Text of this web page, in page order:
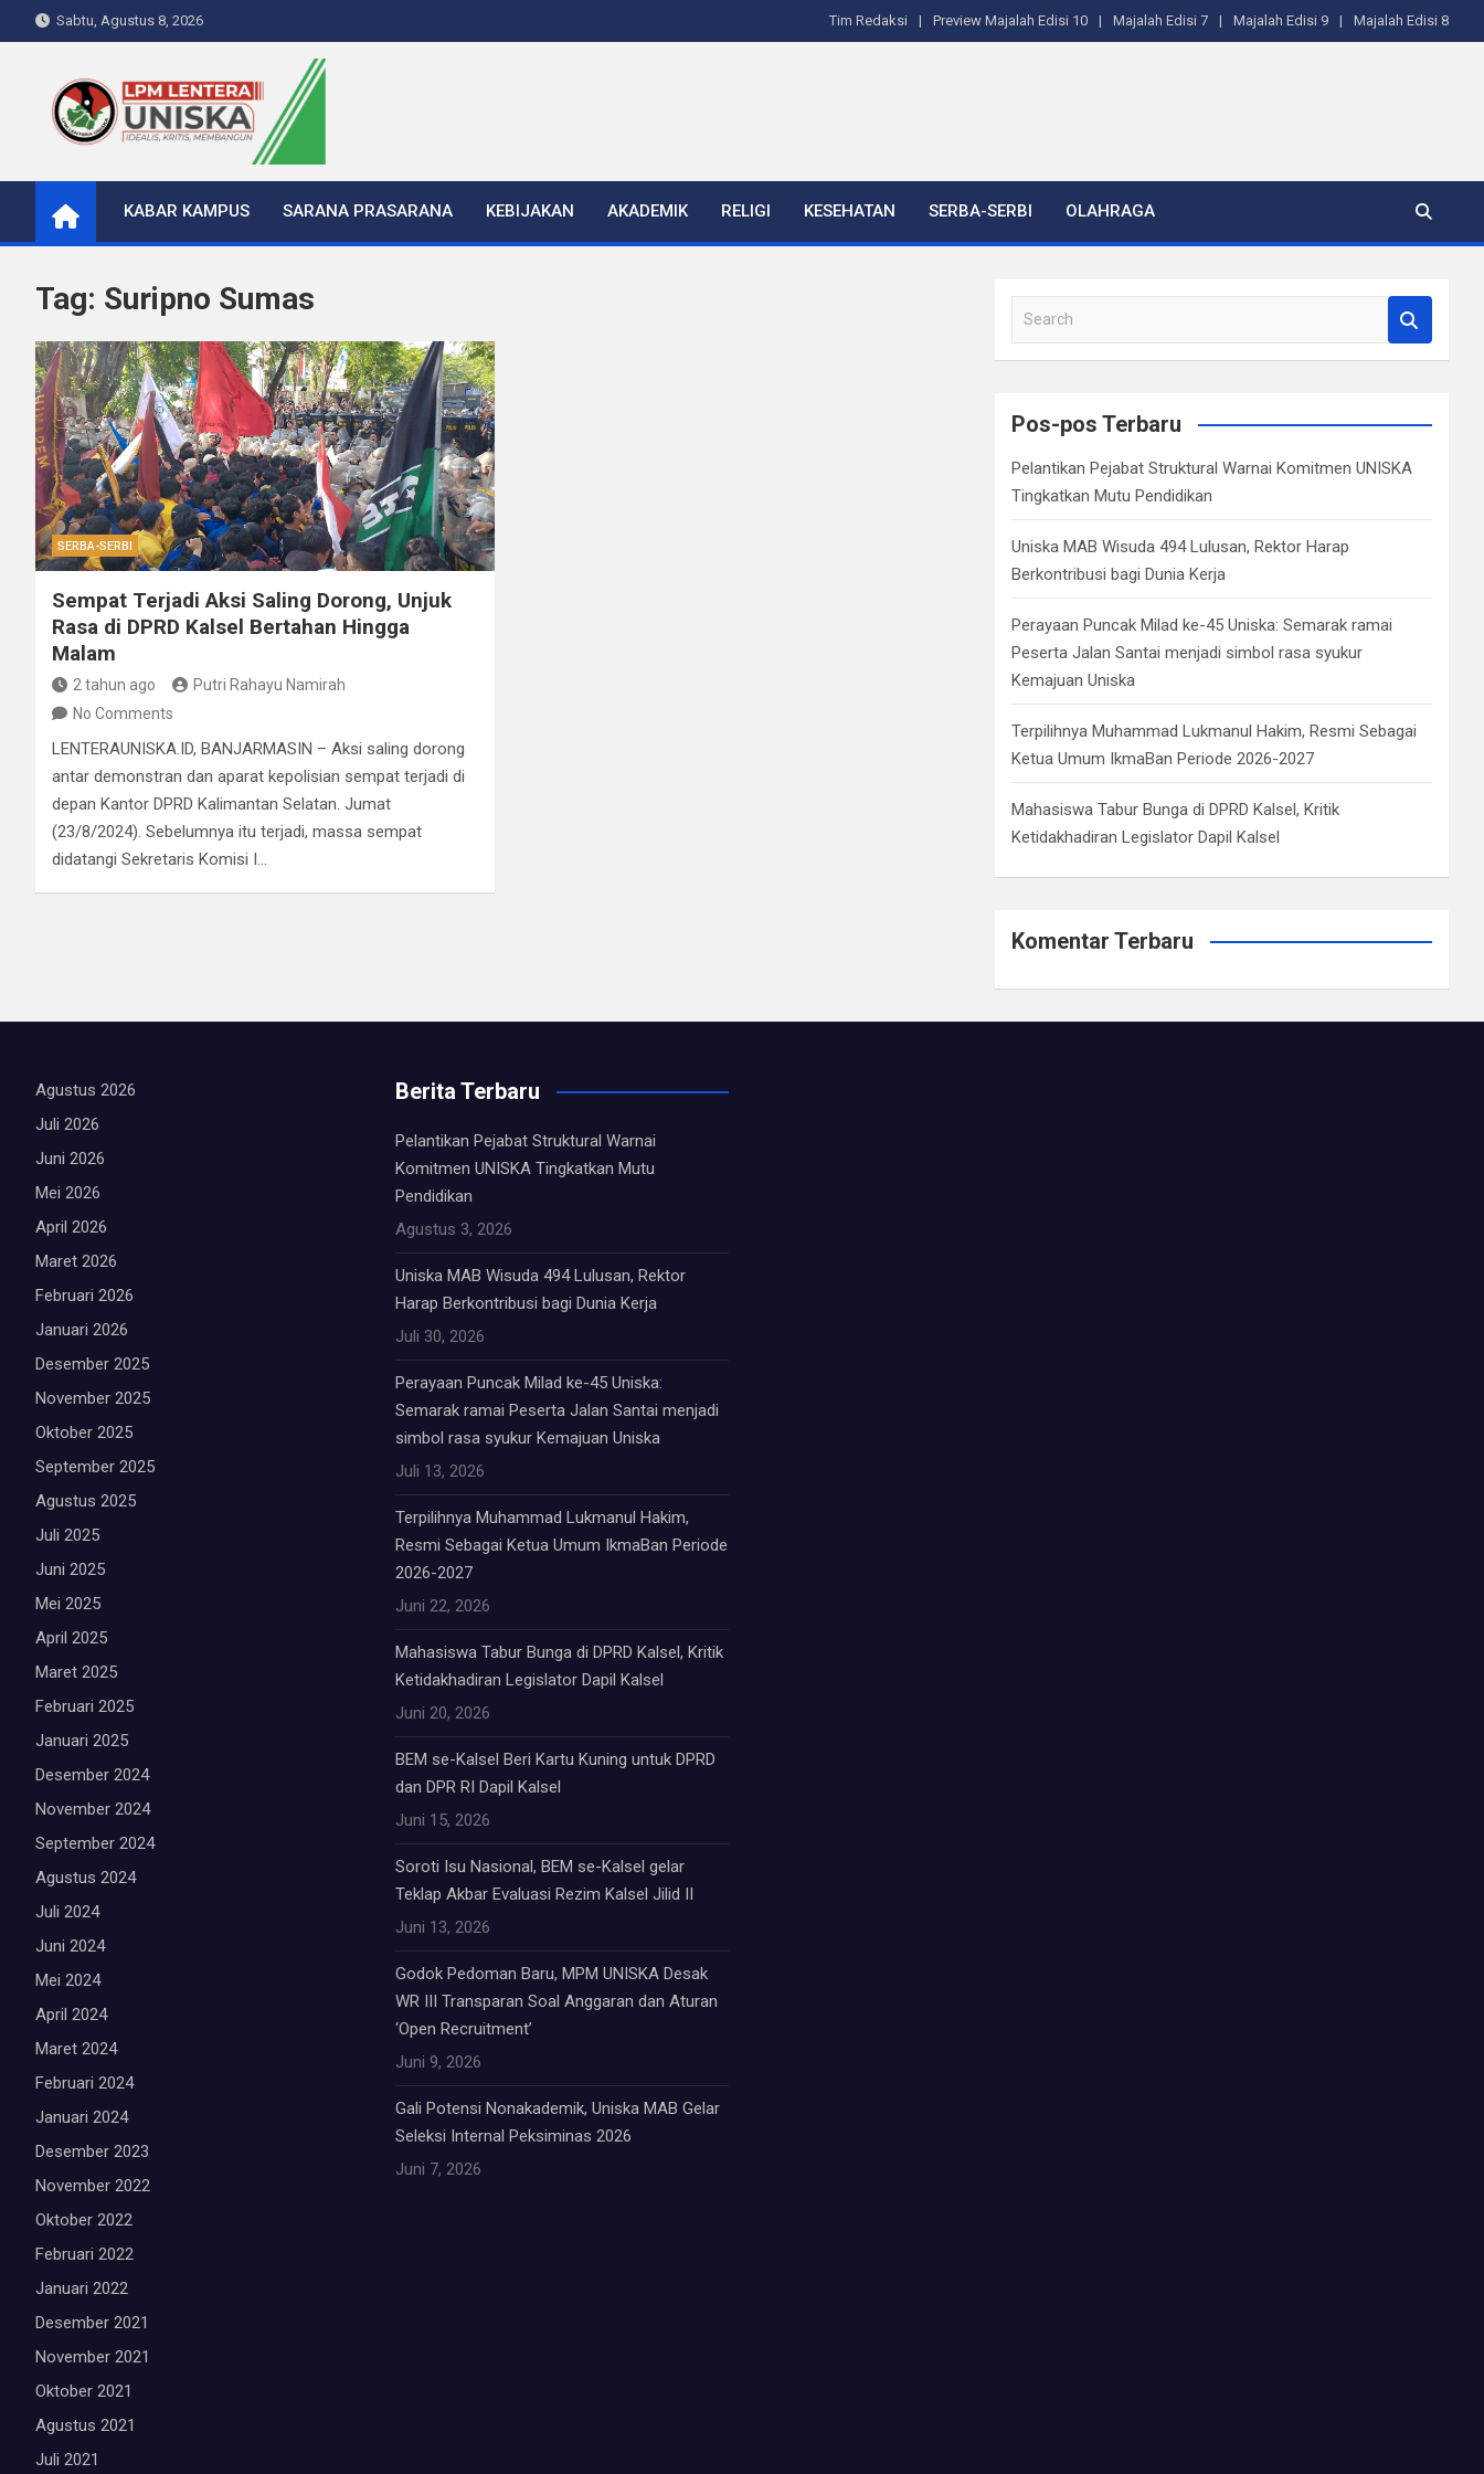
to
Sabtu, Agustus 8, 2026 Tim Redaksi Preview Majalah Edisi 10 Majalah Edisi 7 Majalah Edisi 9 Majalah Edisi 8
LPM Lentera Uniska
Portal Berita Kampus
KABAR KAMPUS
SARANA PRASARANA KEBIJAKAN AKADEMIK RELIGI KESEHATAN SERBA-SERBI OLAHRAGA
Tag: Suripno Sumas
SERBA-SERBI
Sempat Terjadi Aksi Saling Dorong, Unjuk
Rasa di DPRD Kalsel Bertahan Hingga
Malam
2 tahun ago
Putri Rahayu Namirah
No Comments
LENTERAUNISKA.ID, BANJARMASIN – Aksi saling dorong
antar demonstran dan aparat kepolisian sempat terjadi di
depan Kantor DPRD Kalimantan Selatan. Jumat
(23/8/2024). Sebelumnya itu terjadi, massa sempat
didatangi Sekretaris Komisi I…
a
c
Pos-pos Terbaru
Pelantikan Pejabat Struktural Warnai Komitmen UNISKA
Tingkatkan Mutu Pendidikan
Uniska MAB Wisuda 494 Lulusan, Rektor Harap
Berkontribusi bagi Dunia Kerja
Perayaan Puncak Milad ke-45 Uniska: Semarak ramai
Peserta Jalan Santai menjadi simbol rasa syukur
Kemajuan Uniska
Terpilihnya Muhammad Lukmanul Hakim, Resmi Sebagai
Ketua Umum IkmaBan Periode 2026-2027
Mahasiswa Tabur Bunga di DPRD Kalsel, Kritik
Ketidakhadiran Legislator Dapil Kalsel
Komentar Terbaru
Agustus 2026
Juli 2026
Juni 2026
Mei 2026
April 2026
Maret 2026
Februari 2026
Januari 2026
Desember 2025
November 2025
Oktober 2025
September 2025
Agustus 2025
Juli 2025
Juni 2025
Mei 2025
April 2025
Maret 2025
Februari 2025
Januari 2025
Desember 2024
November 2024
September 2024
Agustus 2024
Juli 2024
Juni 2024
Mei 2024
April 2024
Maret 2024
Februari 2024
Januari 2024
Desember 2023
November 2022
Oktober 2022
Februari 2022
Januari 2022
Desember 2021
November 2021
Oktober 2021
Agustus 2021
Juli 2021
Berita Terbaru
Pelantikan Pejabat Struktural Warnai
Komitmen UNISKA Tingkatkan Mutu
Pendidikan
Agustus 3, 2026
Uniska MAB Wisuda 494 Lulusan, Rektor
Harap Berkontribusi bagi Dunia Kerja
Juli 30, 2026
Perayaan Puncak Milad ke-45 Uniska:
Semarak ramai Peserta Jalan Santai menjadi
simbol rasa syukur Kemajuan Uniska
Juli 13, 2026
Terpilihnya Muhammad Lukmanul Hakim,
Resmi Sebagai Ketua Umum IkmaBan Periode
2026-2027
Juni 22, 2026
Mahasiswa Tabur Bunga di DPRD Kalsel, Kritik
Ketidakhadiran Legislator Dapil Kalsel
Juni 20, 2026
BEM se-Kalsel Beri Kartu Kuning untuk DPRD
dan DPR RI Dapil Kalsel
Juni 15, 2026
Soroti Isu Nasional, BEM se-Kalsel gelar
Teklap Akbar Evaluasi Rezim Kalsel Jilid II
Juni 13, 2026
Godok Pedoman Baru, MPM UNISKA Desak
WR III Transparan Soal Anggaran dan Aturan
‘Open Recruitment’
Juni 9, 2026
Gali Potensi Nonakademik, Uniska MAB Gelar
Seleksi Internal Peksiminas 2026
Juni 7, 2026